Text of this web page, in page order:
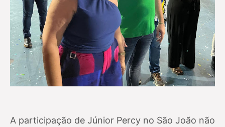
A participação de Júnior Percy no São João não